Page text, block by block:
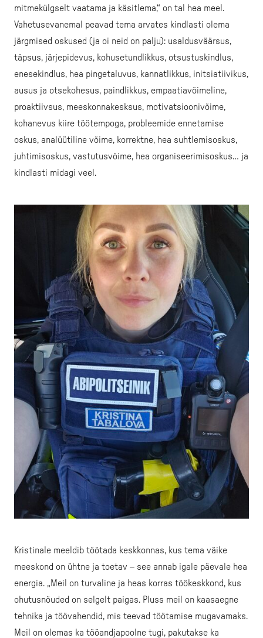
mitmekülgselt vaatama ja käsitlema,“ on tal hea meel.
Vahetusevanemal peavad tema arvates kindlasti olema
järgmised oskused (ja oi neid on palju): usaldusväärsus,
täpsus, järjepidevus, kohusetundlikkus, otsustuskindlus,
enesekindlus, hea pingetaluvus, kannatlikkus, initsiatiivikus,
ausus ja otsekohesus, paindlikkus, empaatiavõimeline,
proaktiivsus, meeskonnakesksus, motivatsioonivõime,
kohanevus kiire töötempoga, probleemide ennetamise
oskus, analüütiline võime, korrektne, hea suhtlemisoskus,
juhtimisoskus, vastutusvõime, hea organiseerimisoskus… ja
kindlasti midagi veel.
Kristinale meeldib töötada keskkonnas, kus tema väike
meeskond on ühtne ja toetav – see annab igale päevale hea
energia. „Meil on turvaline ja heas korras töökeskkond, kus
ohutusnõuded on selgelt paigas. Pluss meil on kaasaegne
tehnika ja töövahendid, mis teevad töötamise mugavamaks.
Meil on olemas ka tööandjapoolne tugi, pakutakse ka